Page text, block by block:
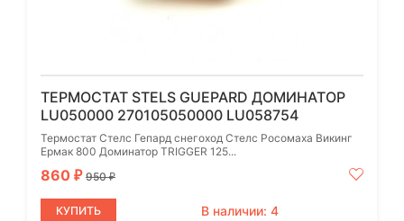
ТЕРМОСТАТ STELS GUEPARD ДОМИНАТОР
LU050000 270105050000 LU058754
Термостат Стелс Гепард снегоход Стелс Росомаха Викинг
Ермак 800 Доминатор TRIGGER 125...
860 ₽ 950₽
КУПИТЬ В наличии: 4